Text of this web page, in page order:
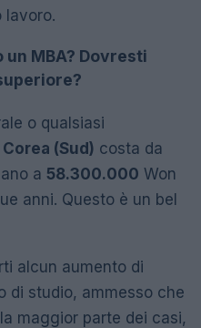
lavoro.
MBA? Dovresti
o qualsiasi
Corea (Sud) costa da
a 58.300.000 Won
anni. Questo è un bel
alcun aumento di
di studio, ammesso che
maggior parte dei casi,